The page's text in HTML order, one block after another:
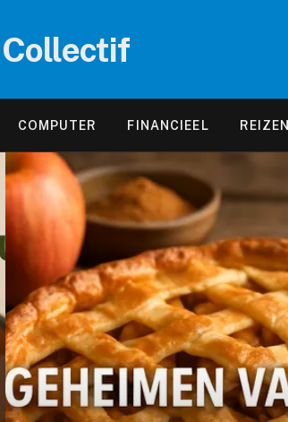
Collectif
COMPUTER FINANCIEEL REIZEN